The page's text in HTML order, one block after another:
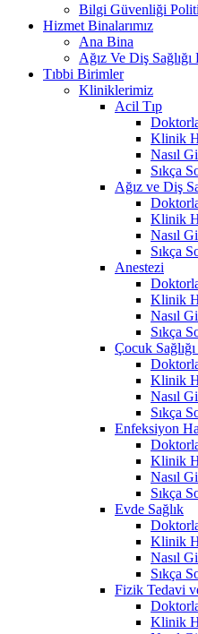
Bilgi Güvenliği
Hizmet Binalarımız
Ana Bina
Ağız Ve Diş
Tıbbi Birimler
Kliniklerimiz
Acil Tıp
Klinik
Nasıl
Sıkça
Ağız ve Diş
Klinik
Nasıl
Sıkça
Anestezi
Klinik
Nasıl
Sıkça
Çocuk
Klinik
Nasıl
Sıkça
Enfeksiyon
Klinik
Nasıl
Sıkça
Evde Sağlık
Klinik
Nasıl
Sıkça
Fizik Tedavi
Klinik